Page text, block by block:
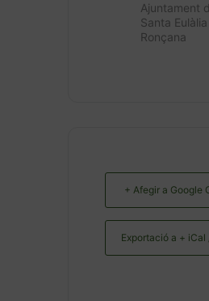
Ajuntament
Santa
Ronçana
+ Afegir a Google
Exportació a + iCal